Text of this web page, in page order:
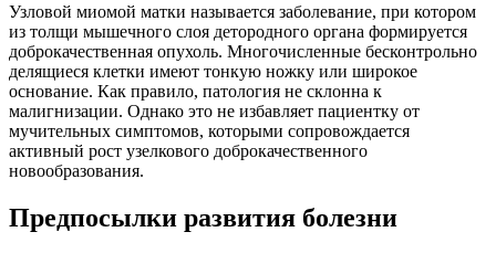
Узловой миомой матки называется заболевание, при котором
из толщи мышечного слоя детородного органа формируется
доброкачественная опухоль. Многочисленные бесконтрольно
делящиеся клетки имеют тонкую ножку или широкое
основание. Как правило, патология не склонна к
малигнизации. Однако это не избавляет пациентку от
мучительных симптомов, которыми сопровождается
активный рост узелкового доброкачественного
новообразования.
Предпосылки развития болезни